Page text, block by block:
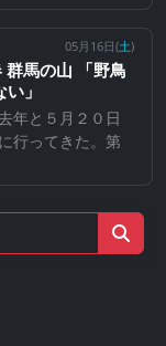
05月16日(土)
馬の山 「野鳥
」
年と５月２０日
行ってきた。第